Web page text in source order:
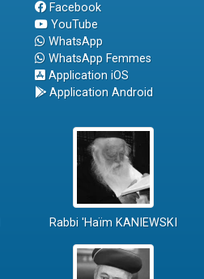
Facebook
YouTube
WhatsApp
WhatsApp Femmes
Application iOS
Application Android
Rabbi 'Haïm KANIEWSKI